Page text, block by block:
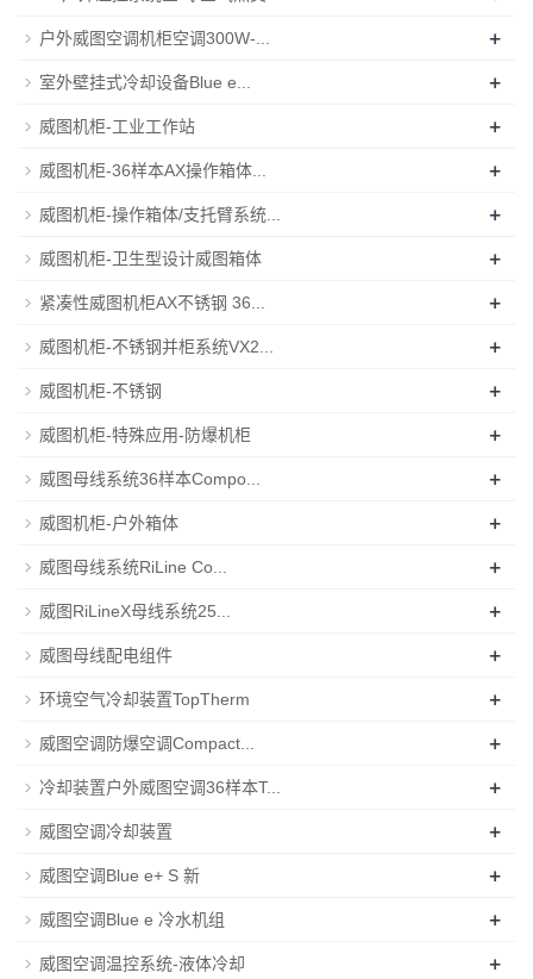
户外威图空调机柜空调300W-... +
室外壁挂式冷却设备Blue e... +
威图机柜-工业工作站 +
威图机柜-36样本AX操作箱体... +
威图机柜-操作箱体/支托臂系统... +
威图机柜-卫生型设计威图箱体 +
紧凑性威图机柜AX不锈钢 36... +
威图机柜-不锈钢并柜系统VX2... +
威图机柜-不锈钢 +
威图机柜-特殊应用-防爆机柜 +
威图母线系统36样本Compo... +
威图机柜-户外箱体 +
威图母线系统RiLine Co... +
威图RiLineX母线系统25... +
威图母线配电组件 +
环境空气冷却装置TopTherm +
威图空调防爆空调Compact... +
冷却装置户外威图空调36样本T... +
威图空调冷却装置 +
威图空调Blue e+ S 新 +
威图空调Blue e 冷水机组 +
威图空调温控系统-液体冷却 +